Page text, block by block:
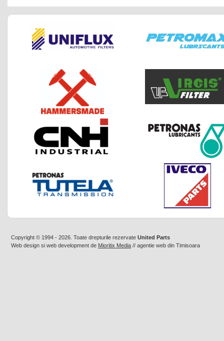
Copyright © 1994 - 2026. Toate drepturile rezervate United Parts
Web design si web development de Mioritix Media // agentie web din Timisoara